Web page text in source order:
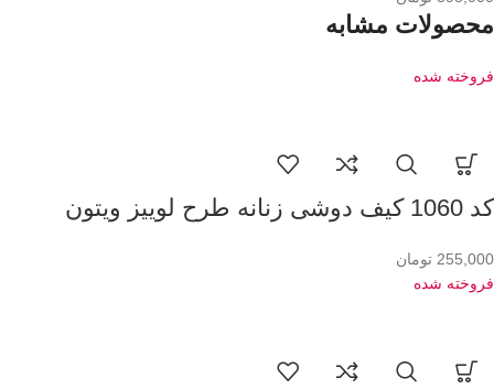
محصولات مشابه
فروخته شده
کد 1060 کیف دوشی زنانه طرح لوییز ویتون
255,000 تومان
فروخته شده